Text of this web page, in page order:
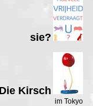
sie?
Die Kirsch
im Tokyo